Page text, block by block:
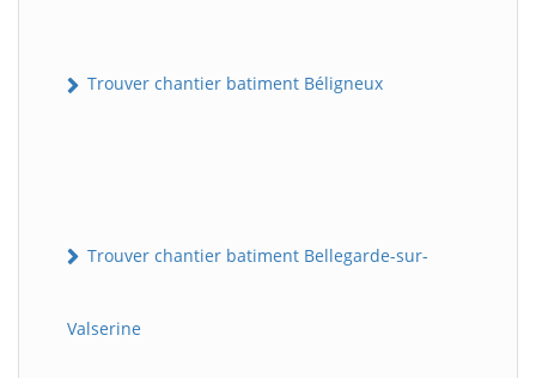
Trouver chantier batiment Béligneux
Trouver chantier batiment Bellegarde-sur-
Valserine